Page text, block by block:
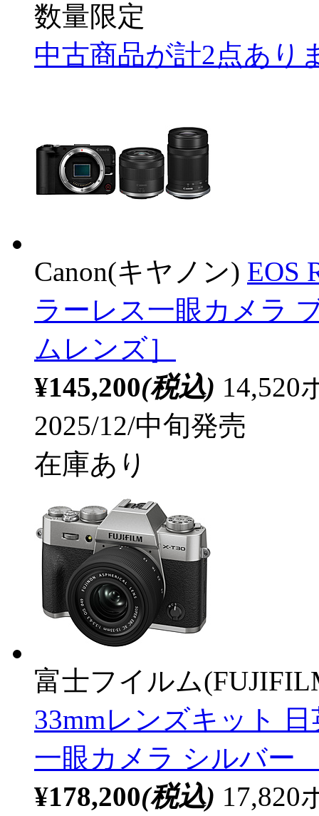
数量限定
中古商品が計2点あり
Canon(キヤノン) EOS
ラーレス一眼カメラ
ムレンズ］
¥145,200(税込) 14,520
2025/12/中旬発売
在庫あり
富士フイルム
33mmレンズキット
一眼カメラ シルバー
¥178,200(税込) 17,820